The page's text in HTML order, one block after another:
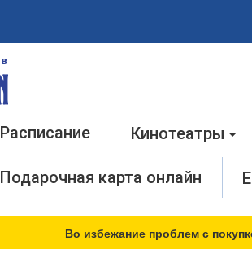
Расписание Кинотеатры
Подарочная карта онлайн
Во избежание проблем с